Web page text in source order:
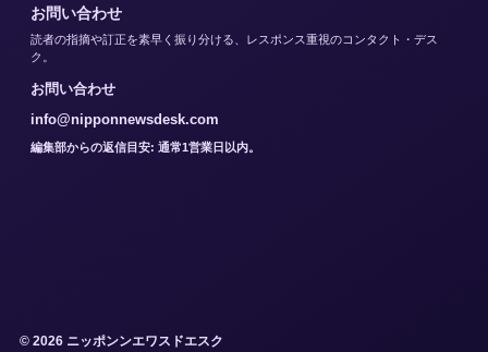
お問い合わせ
読者の指摘や訂正を素早く振り分ける、レスポンス重視のコンタクト・デス
ク。
お問い合わせ
info@nipponnewsdesk.com
編集部からの返信目安: 通常1営業日以内。
© 2026 ニッポンンエワスドエスク